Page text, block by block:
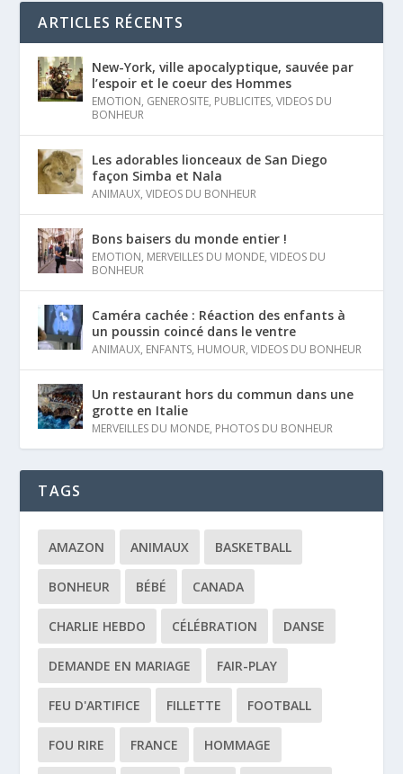
ARTICLES RÉCENTS
New-York, ville apocalyptique, sauvée par
l’espoir et le coeur des Hommes
EMOTION, GENEROSITE, PUBLICITES,VIDEOS DU
BONHEUR
Les adorables lionceaux de San Diego
façon Simba et Nala
ANIMAUX,VIDEOS DU BONHEUR
Bons baisers du monde entier !
EMOTION, MERVEILLES DU MONDE,VIDEOS DU
BONHEUR
Caméra cachée : Réaction des enfants à
un poussin coincé dans le ventre
ANIMAUX, ENFANTS, HUMOUR,VIDEOS DU BONHEUR
Un restaurant hors du commun dans une
grotte en Italie
MERVEILLES DU MONDE, PHOTOS DU BONHEUR
TAGS
AMAZON ANIMAUX BASKETBALL
BONHEUR BÉBÉ CANADA
CHARLIE HEBDO CÉLÉBRATION DANSE
DEMANDE EN MARIAGE FAIR-PLAY
FEU D'ARTIFICE FILLETTE FOOTBALL
FOU RIRE FRANCE HOMMAGE